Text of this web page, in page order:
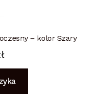
– kolor Szary